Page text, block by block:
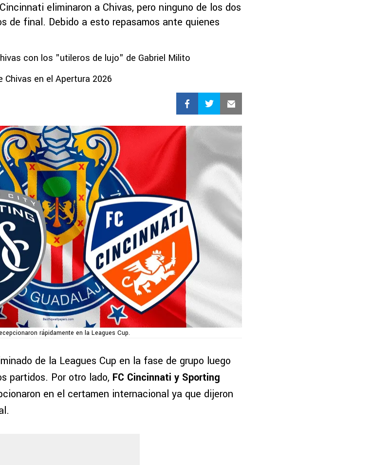
eliminaron a Chivas, pero ninguno de los dos
de final. Debido a esto repasamos ante quienes
con los "utileros de lujo" de Gabriel Milito
Chivas en el Apertura 2026
rápidamente en la Leagues Cup.
de la Leagues Cup en la fase de grupo luego
partidos. Por otro lado, FC Cincinnati y Sporting
en el certamen internacional ya que dijeron